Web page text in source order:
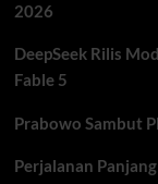
2026
DeepSeek Rilis
Fable 5
Prabowo Sambut
Perjalanan